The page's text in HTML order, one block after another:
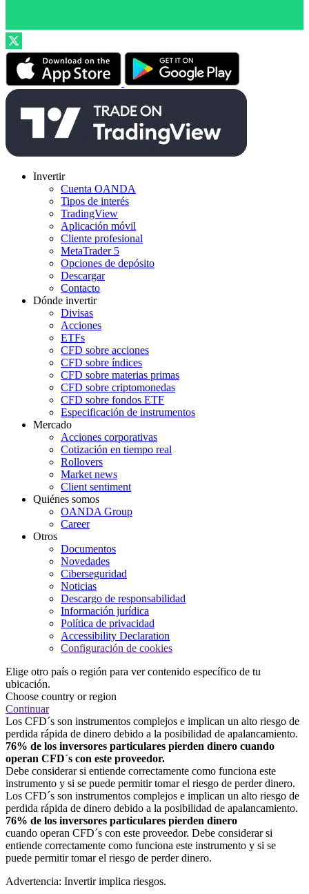
Invertir
Cuenta OANDA
Tipos de interés
TradingView
Aplicación móvil
Cliente profesional
MetaTrader 5
Opciones de depósito
Descargar
Contacto
Dónde invertir
Divisas
Acciones
ETFs
CFD sobre acciones
CFD sobre índices
CFD sobre materias primas
CFD sobre criptomonedas
CFD sobre fondos ETF
Especificación de instrumentos
Mercado
Acciones corporativas
Cotización en tiempo real
Rollovers
Market news
Client sentiment
Quiénes somos
OANDA Group
Career
Otros
Documentos
Novedades
Ciberseguridad
Noticias
Descargo de responsabilidad
Información jurídica
Política de privacidad
Accessibility Declaration
Configuración de cookies
Elige otro país o región para ver contenido específico de tu
ubicación.
Choose country or region
Continuar
Los CFD´s son instrumentos complejos e implican un alto riesgo de
perdida rápida de dinero debido a la posibilidad de apalancamiento.
76% de los inversores particulares pierden dinero cuando
operan CFD´s con este proveedor.
Debe considerar si entiende correctamente como funciona este
instrumento y si se puede permitir tomar el riesgo de perder dinero.
Los CFD´s son instrumentos complejos e implican un alto riesgo de
perdida rápida de dinero debido a la posibilidad de apalancamiento.
76% de los inversores particulares pierden dinero
cuando operan CFD´s con este proveedor. Debe considerar si
entiende correctamente como funciona este instrumento y si se
puede permitir tomar el riesgo de perder dinero.
Advertencia: Invertir implica riesgos.